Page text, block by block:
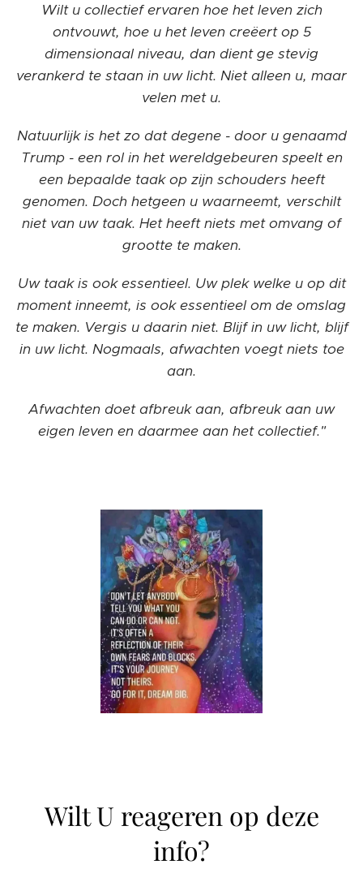
Wilt u collectief ervaren hoe het leven zich
ontvouwt, hoe u het leven creëert op 5
dimensionaal niveau, dan dient ge stevig
verankerd te staan in uw licht. Niet alleen u, maar
velen met u.
Natuurlijk is het zo dat degene - door u genaamd
Trump - een rol in het wereldgebeuren speelt en
een bepaalde taak op zijn schouders heeft
genomen. Doch hetgeen u waarneemt, verschilt
niet van uw taak. Het heeft niets met omvang of
grootte te maken.
Uw taak is ook essentieel. Uw plek welke u op dit
moment inneemt, is ook essentieel om de omslag
te maken. Vergis u daarin niet. Blijf in uw licht, blijf
in uw licht. Nogmaals, afwachten voegt niets toe
aan.
Afwachten doet afbreuk aan, afbreuk aan uw
eigen leven en daarmee aan het collectief."
Wilt U reageren op deze
info?